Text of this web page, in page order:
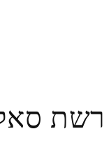
רשת